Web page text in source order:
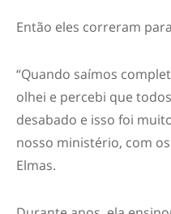
Então eles correram
“Quando saímos
olhei e percebi que
desabado e isso foi
nosso ministério, com
Elmas.